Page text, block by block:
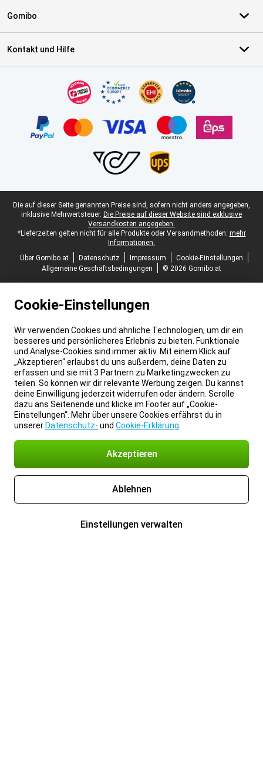
Gomibo
Kontakt und Hilfe
Juristische Fußzeile
Die auf dieser Seite genannten Preise sind, sofern nicht anders angegeben,
inklusive Mehrwertsteuer. Die Preise auf dieser Website sind exklusive
Versandkosten angegeben.
*Lieferzeiten gelten nicht für alle Produkte oder Versandmethoden: mehr
Informationen.
Über Gomibo.at
Datenschutz Impressum
Cookie-Einstellungen
Allgemeine Geschäftsbedingungen
© 2026 Gomibo.at
Cookie-Einstellungen
Wir verwenden Cookies und ähnliche Technologien, um dir ein
besseres und persönlicheres Erlebnis zu bieten. Funktionale
und Analyse-Cookies sind immer aktiv. Mit einem Klick auf
„Akzeptieren“ erlaubst du uns außerdem, deine Daten zu
erfassen und sie mit 3 Partnern zu Marketingzwecken zu
teilen. So können wir dir relevante Werbung zeigen. Du kannst
deine Einwilligung jederzeit widerrufen oder ändern. Scrolle
dazu ans Seitenende und klicke im Footer auf „Cookie-
Einstellungen“. Mehr über unsere Cookies erfährst du in
unserer Datenschutz- und Cookie-Erklärung
Akzeptieren
Ablehnen
Einstellungen verwalten